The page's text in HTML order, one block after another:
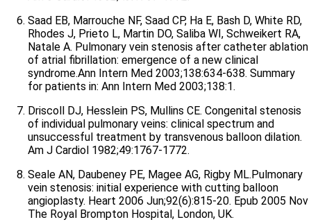
Saad EB, Marrouche NF, Saad CP, Ha E, Bash D, White RD,
Rhodes J, Prieto L, Martin DO, Saliba WI, Schweikert RA,
Natale A. Pulmonary vein stenosis after catheter ablation
of atrial fibrillation: emergence of a new clinical
syndrome.Ann Intern Med 2003;138:634-638. Summary
for patients in: Ann Intern Med 2003;138:1.
Driscoll DJ, Hesslein PS, Mullins CE. Congenital stenosis
of individual pulmonary veins: clinical spectrum and
unsuccessful treatment by transvenous balloon dilation.
Am J Cardiol 1982;49:1767-1772.
Seale AN, Daubeney PE, Magee AG, Rigby ML.Pulmonary
vein stenosis: initial experience with cutting balloon
angioplasty. Heart 2006 Jun;92(6):815-20. Epub 2005 Nov
The Royal Brompton Hospital, London, UK.